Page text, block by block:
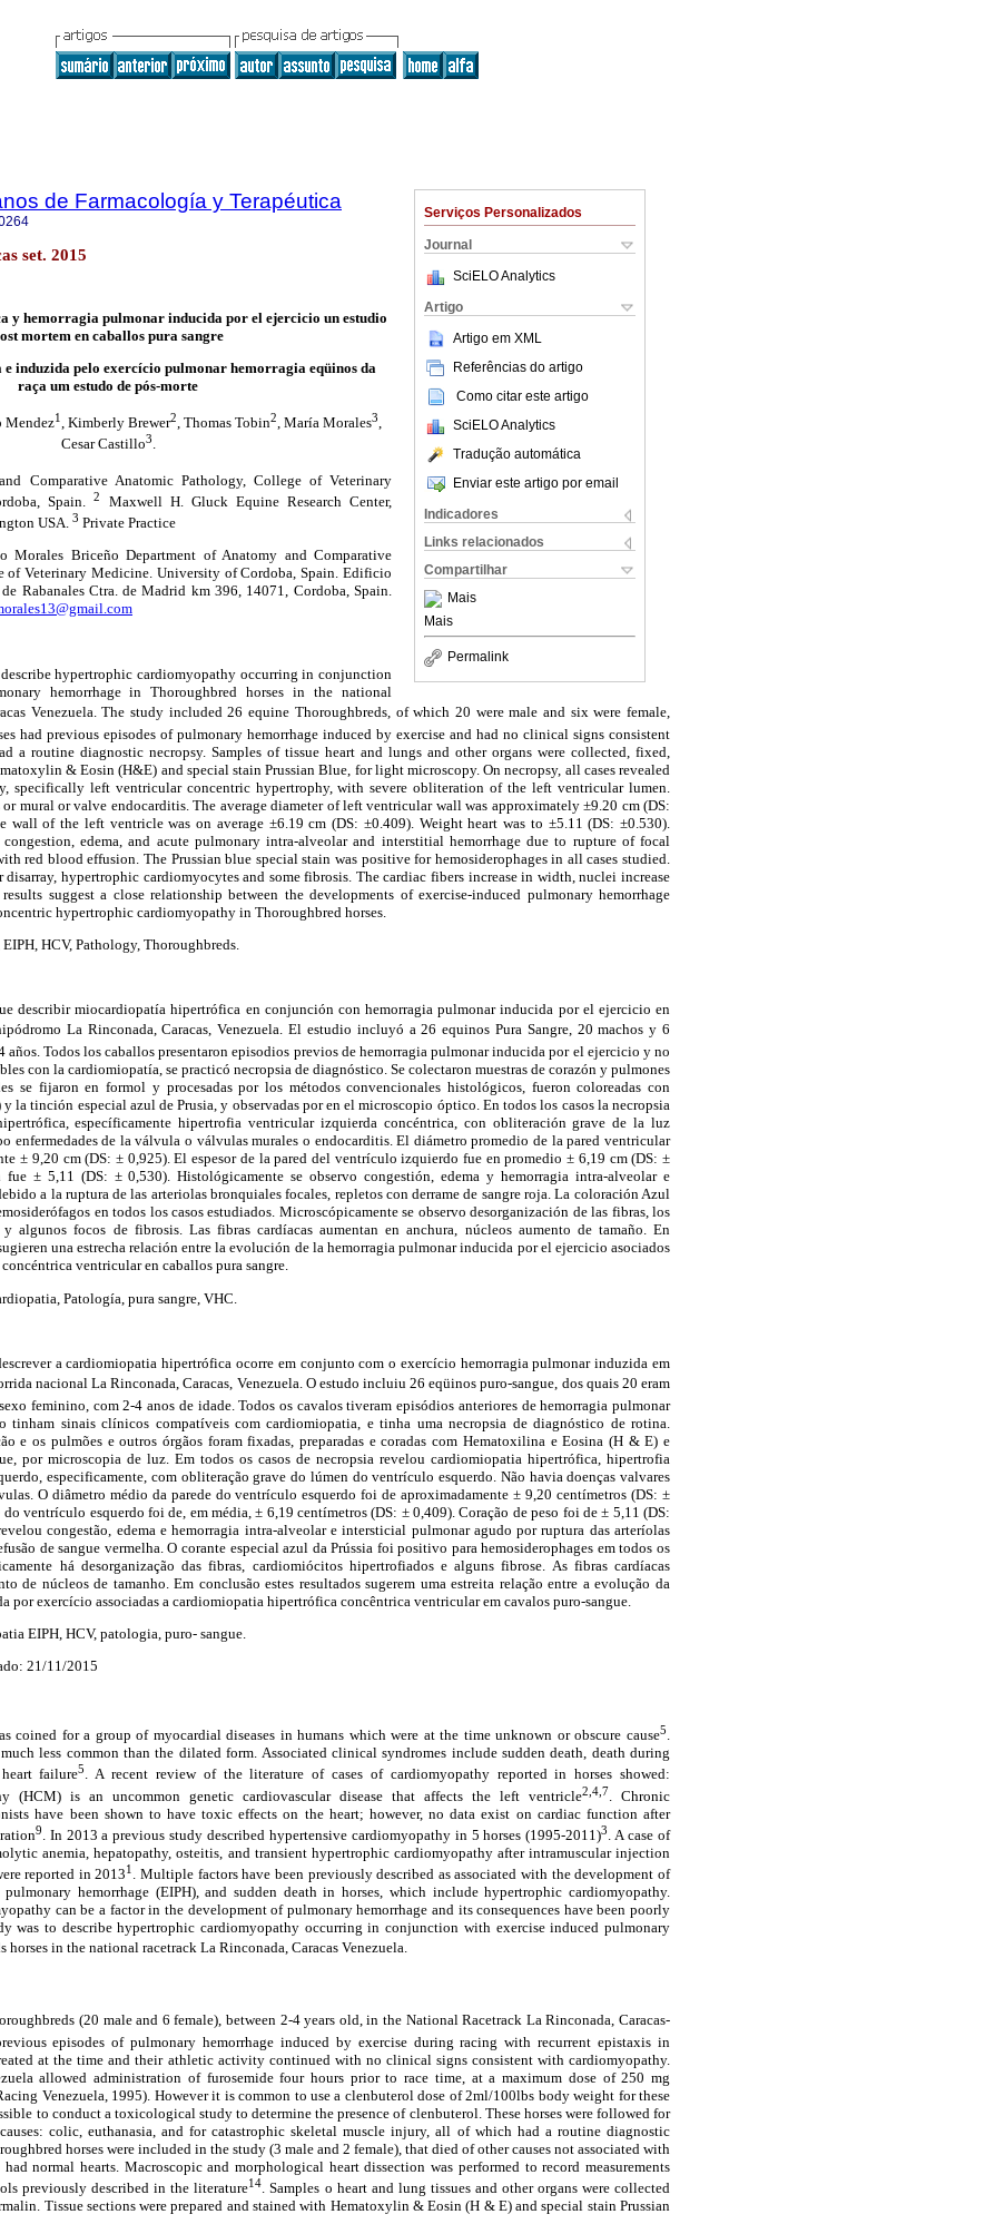
Serviços Personalizados
Journal
SciELO Analytics
Artigo
Artigo em XML
Referências do artigo
Como citar este artigo
SciELO Analytics
Tradução automática
Enviar este artigo por email
Indicadores
Links relacionados
Compartilhar
Mais
Mais
Permalink
de Farmacología y Terapéutica
set. 2015
y hemorragia pulmonar inducida por el ejercicio un estudio
mortem en caballos pura sangre
induzida pelo exercício pulmonar hemorragia eqüinos da
raça um estudo de pós-morte
Mendez1 , Kimberly Brewer2 , Thomas Tobin2 , María Morales3
Cesar Castillo3.
Comparative Anatomic Pathology, College of Veterinary
Spain.2
Maxwell H. Gluck Equine Research Center,
USA. 3 Private Practice
Morales Briceño Department of Anatomy and Comparative
of Veterinary Medicine. University of Cordoba, Spain. Edificio
Rabanales Ctra. de Madrid km 396, 14071, Cordoba, Spain.
hypertrophic cardiomyopathy occurring in conjunction
hemorrhage in Thoroughbred horses in the national
Venezuela. The study included 26 equine Thoroughbreds, of which 20 were male and six were female,
had previous episodes of pulmonary hemorrhage induced by exercise and had no clinical signs consistent
a routine diagnostic necropsy. Samples of tissue heart and lungs and other organs were collected, fixed,
& Eosin (H&E) and special stain Prussian Blue, for light microscopy. On necropsy, all cases revealed
specifically left ventricular concentric hypertrophy, with severe obliteration of the left ventricular lumen.
or mural or valve endocarditis. The average diameter of left ventricular wall was approximately ±9.20 cm (DS:
wall of the left ventricle was on average ±6.19 cm (DS: ±0.409). Weight heart was to ±5.11 (DS: ±0.530).
edema, and acute pulmonary intra-alveolar and interstitial hemorrhage due to rupture of focal
red blood effusion. The Prussian blue special stain was positive for hemosiderophages in all cases studied.
hypertrophic cardiomyocytes and some fibrosis. The cardiac fibers increase in width, nuclei increase
suggest a close relationship between the developments of exercise-induced pulmonary hemorrhage
hypertrophic cardiomyopathy in Thoroughbred horses.
HCV, Pathology, Thoroughbreds.
describir miocardiopatía hipertrófica en conjunción con hemorragia pulmonar inducida por el ejercicio en
La Rinconada, Caracas, Venezuela. El estudio incluyó a 26 equinos Pura Sangre, 20 machos y 6
años. Todos los caballos presentaron episodios previos de hemorragia pulmonar inducida por el ejercicio y no
con la cardiomiopatía, se practicó necropsia de diagnóstico. Se colectaron muestras de corazón y pulmones
se fijaron en formol y procesadas por los métodos convencionales histológicos, fueron coloreadas con
la tinción especial azul de Prusia, y observadas por en el microscopio óptico. En todos los casos la necropsia
específicamente hipertrofia ventricular izquierda concéntrica, con obliteración grave de la luz
enfermedades de la válvula o válvulas murales o endocarditis. El diámetro promedio de la pared ventricular
± 9,20 cm (DS: ± 0,925). El espesor de la pared del ventrículo izquierdo fue en promedio ± 6,19 cm (DS: ±
± 5,11 (DS: ± 0,530). Histológicamente se observo congestión, edema y hemorragia intra-alveolar e
a la ruptura de las arteriolas bronquiales focales, repletos con derrame de sangre roja. La coloración Azul
en todos los casos estudiados. Microscópicamente se observo desorganización de las fibras, los
algunos focos de fibrosis. Las fibras cardíacas aumentan en anchura, núcleos aumento de tamaño. En
una estrecha relación entre la evolución de la hemorragia pulmonar inducida por el ejercicio asociados
ventricular en caballos pura sangre.
Patología, pura sangre, VHC.
a cardiomiopatia hipertrófica ocorre em conjunto com o exercício hemorragia pulmonar induzida em
nacional La Rinconada, Caracas, Venezuela. O estudo incluiu 26 eqüinos puro-sangue, dos quais 20 eram
feminino, com 2-4 anos de idade. Todos os cavalos tiveram episódios anteriores de hemorragia pulmonar
tinham sinais clínicos compatíveis com cardiomiopatia, e tinha uma necropsia de diagnóstico de rotina.
e os pulmões e outros órgãos foram fixadas, preparadas e coradas com Hematoxilina e Eosina (H & E) e
por microscopia de luz. Em todos os casos de necropsia revelou cardiomiopatia hipertrófica, hipertrofia
especificamente, com obliteração grave do lúmen do ventrículo esquerdo. Não havia doenças valvares
O diâmetro médio da parede do ventrículo esquerdo foi de aproximadamente ± 9,20 centímetros (DS: ±
do ventrículo esquerdo foi de, em média, ± 6,19 centímetros (DS: ± 0,409). Coração de peso foi de ± 5,11 (DS:
congestão, edema e hemorragia intra-alveolar e intersticial pulmonar agudo por ruptura das arteríolas
de sangue vermelha. O corante especial azul da Prússia foi positivo para hemosiderophages em todos os
há desorganização das fibras, cardiomiócitos hipertrofiados e alguns fibrose. As fibras cardíacas
de núcleos de tamanho. Em conclusão estes resultados sugerem uma estreita relação entre a evolução da
por exercício associadas a cardiomiopatia hipertrófica concêntrica ventricular em cavalos puro-sangue.
EIPH, HCV, patologia, puro- sangue.
21/11/2015
coined for a group of myocardial diseases in humans which were at the time unknown or obscure cause5.
less common than the dilated form. Associated clinical syndromes include sudden death, death during
failure5. A recent review of the literature of cases of cardiomyopathy reported in horses showed:
(HCM) is an uncommon genetic cardiovascular disease that affects the left ventricle2,4,7
. Chronic
have been shown to have toxic effects on the heart; however, no data exist on cardiac function after
9. In 2013 a previous study described hypertensive cardiomyopathy in 5 horses (1995-2011)3. A case of
anemia, hepatopathy, osteitis, and transient hypertrophic cardiomyopathy after intramuscular injection
reported in 20131 . Multiple factors have been previously described as associated with the development of
hemorrhage (EIPH), and sudden death in horses, which include hypertrophic cardiomyopathy.
can be a factor in the development of pulmonary hemorrhage and its consequences have been poorly
was to describe hypertrophic cardiomyopathy occurring in conjunction with exercise induced pulmonary
in the national racetrack La Rinconada, Caracas Venezuela.
(20 male and 6 female), between 2-4 years old, in the National Racetrack La Rinconada, Caracas-
episodes of pulmonary hemorrhage induced by exercise during racing with recurrent epistaxis in
at the time and their athletic activity continued with no clinical signs consistent with cardiomyopathy.
allowed administration of furosemide four hours prior to race time, at a maximum dose of 250 mg
Venezuela, 1995). However it is common to use a clenbuterol dose of 2ml/100lbs body weight for these
to conduct a toxicological study to determine the presence of clenbuterol. These horses were followed for
colic, euthanasia, and for catastrophic skeletal muscle injury, all of which had a routine diagnostic
horses were included in the study (3 male and 2 female), that died of other causes not associated with
normal hearts. Macroscopic and morphological heart dissection was performed to record measurements
previously described in the literature14. Samples o heart and lung tissues and other organs were collected
Tissue sections were prepared and stained with Hematoxylin & Eosin (H & E) and special stain Prussian